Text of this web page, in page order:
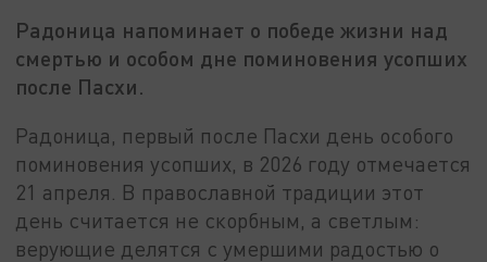
Радоница напоминает о победе жизни над
смертью и особом дне поминовения усопших
после Пасхи.
Радоница, первый после Пасхи день особого
поминовения усопших, в 2026 году отмечается
21 апреля. В православной традиции этот
день считается не скорбным, а светлым:
верующие делятся с умершими радостью о